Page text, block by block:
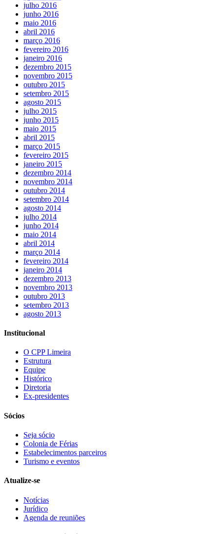
julho 2016
junho 2016
maio 2016
abril 2016
março 2016
fevereiro 2016
janeiro 2016
dezembro 2015
novembro 2015
outubro 2015
setembro 2015
agosto 2015
julho 2015
junho 2015
maio 2015
abril 2015
março 2015
fevereiro 2015
janeiro 2015
dezembro 2014
novembro 2014
outubro 2014
setembro 2014
agosto 2014
julho 2014
junho 2014
maio 2014
abril 2014
março 2014
fevereiro 2014
janeiro 2014
dezembro 2013
novembro 2013
outubro 2013
setembro 2013
agosto 2013
Institucional
O CPP Limeira
Estrutura
Equipe
Histórico
Diretoria
Ex-presidentes
Sócios
Seja sócio
Colonia de Férias
Estabelecimentos parceiros
Turismo e eventos
Atualize-se
Notícias
Jurídico
Agenda de reuniões